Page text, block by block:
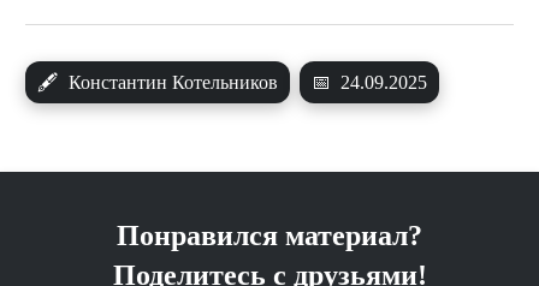
🖋 Константин Котельников 📅 24.09.2025
Понравился материал?
Поделитесь с друзьями!